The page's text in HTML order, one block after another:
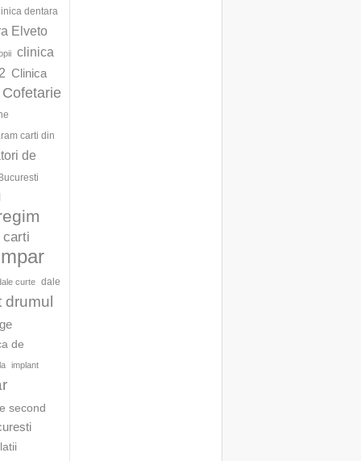
dentara
Elveto
clinica
Clinica
Cofetarie
carti din
de
carti
curte dale
drumul
de
implant
second